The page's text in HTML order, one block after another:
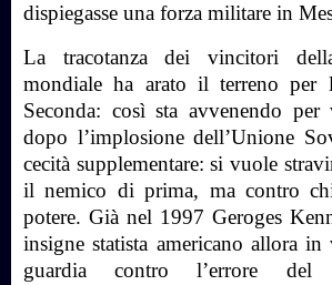
dispiegasse una forza militare in
La tracotanza dei vincitori
mondiale ha arato il terreno per
Seconda: così sta avvenendo per
dopo l’implosione dell’Unione
cecità supplementare: si vuole
il nemico di prima, ma contro
potere. Già nel 1997 Geroges
insigne statista americano allora in
guardia contro l’errore del